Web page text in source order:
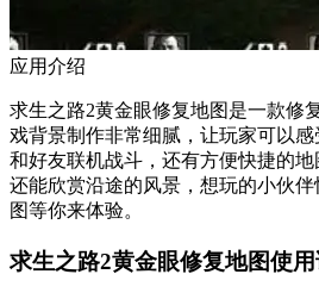
应用介绍
求生之路2黄金眼修复地图是一款修
戏背景制作非常细腻，让玩家可以感
和好友联机战斗，还有方便快捷的
还能欣赏沿途的风景，想玩的小伙
图等你来体验。
求生之路2黄金眼修复地图使用